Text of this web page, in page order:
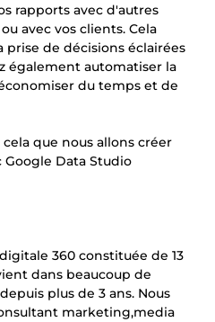
rapports avec d'autres
avec vos clients. Cela
de décisions éclairées
également automatiser la
du temps et de
que nous allons créer
Data Studio
360 constituée de 13
dans beaucoup de
plus de 3 ans. Nous
marketing,media